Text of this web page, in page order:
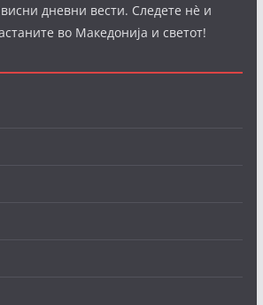
дневни вести. Следете нè и
во Македонија и светот!